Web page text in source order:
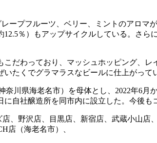
レープフルーツ、ベリー、ミントのアロ
％）もアップサイクルしている。さ
だわっており、マッシュホッピング、
たくでグラマラスなビールに仕上がって
奈川県海老名市）を母体とし、2022年6
自社醸造所を同市内に設立した。今後も
、野沢店、目黒店、新宿店、武蔵小山
店（海老名市）、